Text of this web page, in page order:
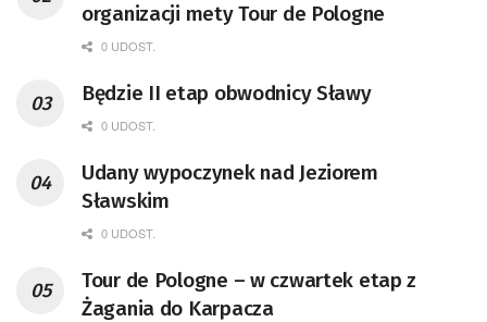
organizacji mety Tour de Pologne
0 UDOST.
Będzie II etap obwodnicy Sławy
0 UDOST.
Udany wypoczynek nad Jeziorem
Sławskim
0 UDOST.
Tour de Pologne – w czwartek etap z
Żagania do Karpacza